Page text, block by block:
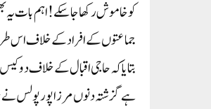
کو خاموش رکھا جا سکے! اہم بات یہ
جماعتوں کے افراد کے خلاف اس
بتایا کہ حاجی اقبال کے خلاف دو